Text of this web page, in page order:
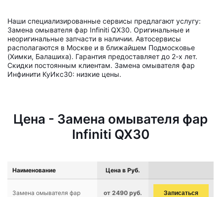
Наши специализированные сервисы предлагают услугу:
Замена омывателя фар Infiniti QX30. Оригинальные и
неоригинальные запчасти в наличии. Автосервисы
располагаются в Москве и в ближайшем Подмосковье
(Химки, Балашиха). Гарантия предоставляет до 2-х лет.
Скидки постоянным клиентам. Замена омывателя фар
Инфинити КуИкс30: низкие цены.
Цена - Замена омывателя фар
Infiniti QX30
Наименование Цена в Руб.
Замена омывателя фар от 2490 руб. Записаться